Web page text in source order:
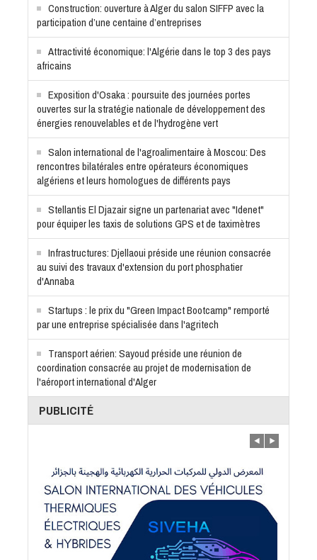
Construction: ouverture à Alger du salon SIFFP avec la
participation d’une centaine d’entreprises
Attractivité économique: l'Algérie dans le top 3 des pays
africains
Exposition d'Osaka : poursuite des journées portes
ouvertes sur la stratégie nationale de développement des
énergies renouvelables et de l'hydrogène vert
Salon international de l'agroalimentaire à Moscou: Des
rencontres bilatérales entre opérateurs économiques
algériens et leurs homologues de différents pays
Stellantis El Djazair signe un partenariat avec "Idenet"
pour équiper les taxis de solutions GPS et de taximètres
Infrastructures: Djellaoui préside une réunion consacrée
au suivi des travaux d'extension du port phosphatier
d'Annaba
Startups : le prix du "Green Impact Bootcamp" remporté
par une entreprise spécialisée dans l'agritech
Transport aérien: Sayoud préside une réunion de
coordination consacrée au projet de modernisation de
l'aéroport international d'Alger
PUBLICITÉ